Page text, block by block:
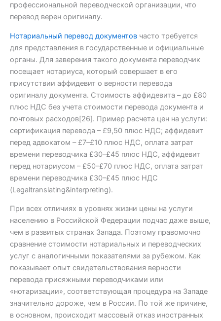
профессиональной переводческой организации, что
перевод верен оригиналу.
Нотариальный перевод документов часто требуется
для представления в государственные и официальные
органы. Для заверения такого документа переводчик
посещает нотариуса, который совершает в его
присутствии аффидевит о верности перевода
оригиналу документа. Стоимость аффидевита – до £80
плюс НДС без учета стоимости перевода документа и
почтовых расходов[26]. Пример расчета цен на услуги:
сертификация перевода – £9,50 плюс НДС; аффидевит
перед адвокатом – £7–£10 плюс НДС, оплата затрат
времени переводчика £30–£45 плюс НДС, аффидевит
перед нотариусом – £50–£70 плюс НДС, оплата затрат
времени переводчика £30–£45 плюс НДС
(Legaltranslating&interpreting).
При всех отличиях в уровнях жизни цены на услуги
населению в Российской Федерации подчас даже выше,
чем в развитых странах Запада. Поэтому правомочно
сравнение стоимости нотариальных и переводческих
услуг с аналогичными показателями за рубежом. Как
показывает опыт свидетельствования верности
перевода присяжными переводчиками или
«нотаризации», соответствующая процедура на Западе
значительно дороже, чем в России. По той же причине,
в основном, происходит массовый отказ иностранных